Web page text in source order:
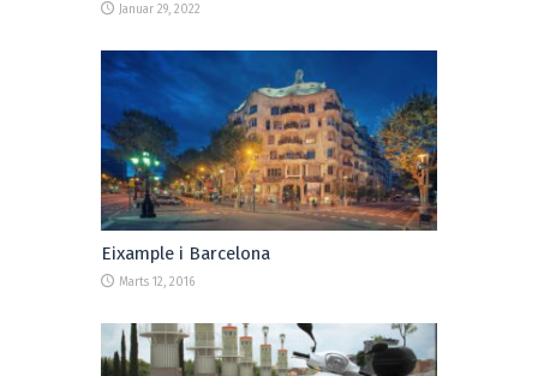
Januar 29, 2022
Eixample i Barcelona
Marts 12, 2016